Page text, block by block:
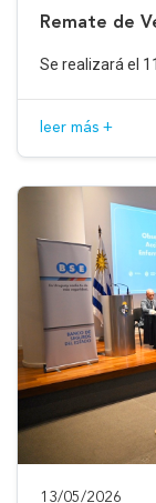
Remate de
Se realizará el
leer más +
13/05/2026